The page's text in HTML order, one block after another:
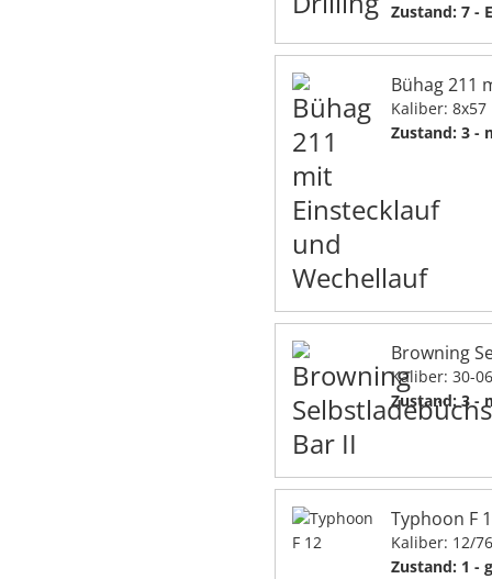
Zustand: 7 -
Bühag 211
Kaliber: 8x57
Zustand: 3 -
Browning
Kaliber: 30-06
Zustand: 3 -
Typhoon F
Kaliber: 12/76
Zustand: 1 -